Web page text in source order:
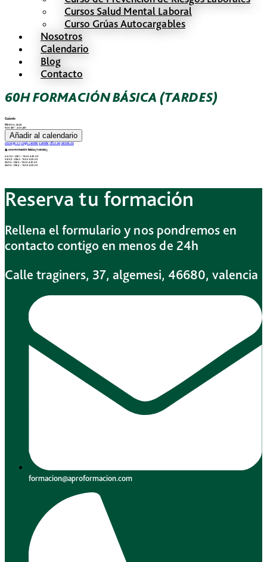
Cursos Salud Mental Laboral
Curso Grúas Autocargables
Nosotros
Calendario
Blog
Contacto
60H FORMACIÓN BÁSICA (TARDES)
Cuándo
febrero 4, 2026
9:00 am - 2:00 pm
Añadir al calendario
Descargar ICS Google Calendar iCalendar Office 365 Outlook Live
📚 60H Formación básica (TARDES)
04/02 – Día 1 – 15:00 a 20:00
05/02 – Día 2 – 15:00 a 20:00
25/02 – Día 3 – 15:00 a 20:00
26/02 – Día 4 – 15:00 a 20:00
Reserva tu formación
Rellena el formulario y nos pondremos en
contacto contigo en menos de 24h
Calle traginers, 37, algemesi, 46680, valencia
formacion@aproformacion.com